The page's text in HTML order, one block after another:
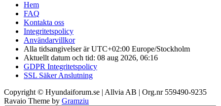
Hem
FAQ
Kontakta oss
Integritetspolicy
Användarvillkor
Alla tidsangivelser är UTC+02:00 Europe/Stockholm
Aktuellt datum och tid: 08 aug 2026, 06:16
GDPR Integritetspolicy
SSL Säker Anslutning
Copyright © Hyundaiforum.se | Allvia AB | Org.nr 559490-9235
Ravaio Theme by Gramziu